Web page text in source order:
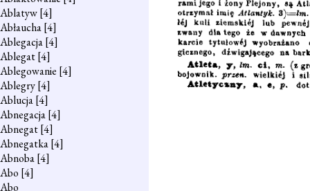
Ablatyw[4]
Abłaucha[4]
Ablegacja[4]
Ablegat[4]
Ablegowanie [4]
Ablegry[4]
Ablucja[4]
Abnegacja[4]
Abnegat[4]
Abnegatka[4]
Abnoba[4]
Abo [4]
Abo